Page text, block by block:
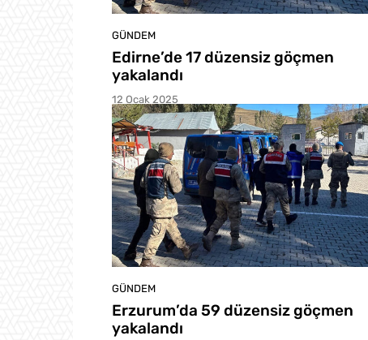
GÜNDEM
Edirne’de 17 düzensiz göçmen
yakalandı
12 Ocak 2025
GÜNDEM
Erzurum’da 59 düzensiz göçmen
yakalandı